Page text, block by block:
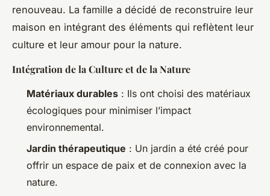
renouveau. La famille a décidé de reconstruire leur
maison en intégrant des éléments qui reflètent leur
culture et leur amour pour la nature.
Intégration de la Culture et de la Nature
Matériaux durables : Ils ont choisi des matériaux
écologiques pour minimiser l’impact
environnemental.
Jardin thérapeutique : Un jardin a été créé pour
offrir un espace de paix et de connexion avec la
nature.